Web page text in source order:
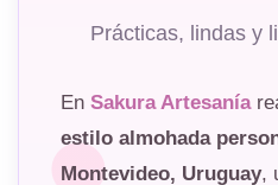
Prácticas, lindas y
En Sakura Artesanía
estilo almohada
Montevideo, Uruguay,